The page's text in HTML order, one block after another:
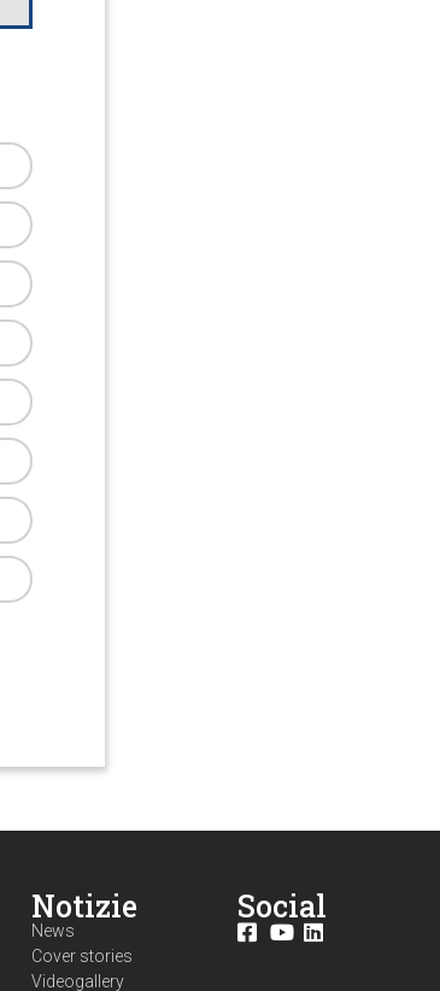
Notizie
News
Cover stories
Videogallery
Social